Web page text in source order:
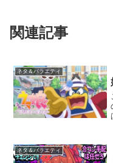
関連記事
ネタ＆バラエティ
ネタ＆バラエティ